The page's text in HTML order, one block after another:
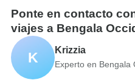
Ponte en contacto
viajes a Bengala
K Krizzia
Experto en Bengala